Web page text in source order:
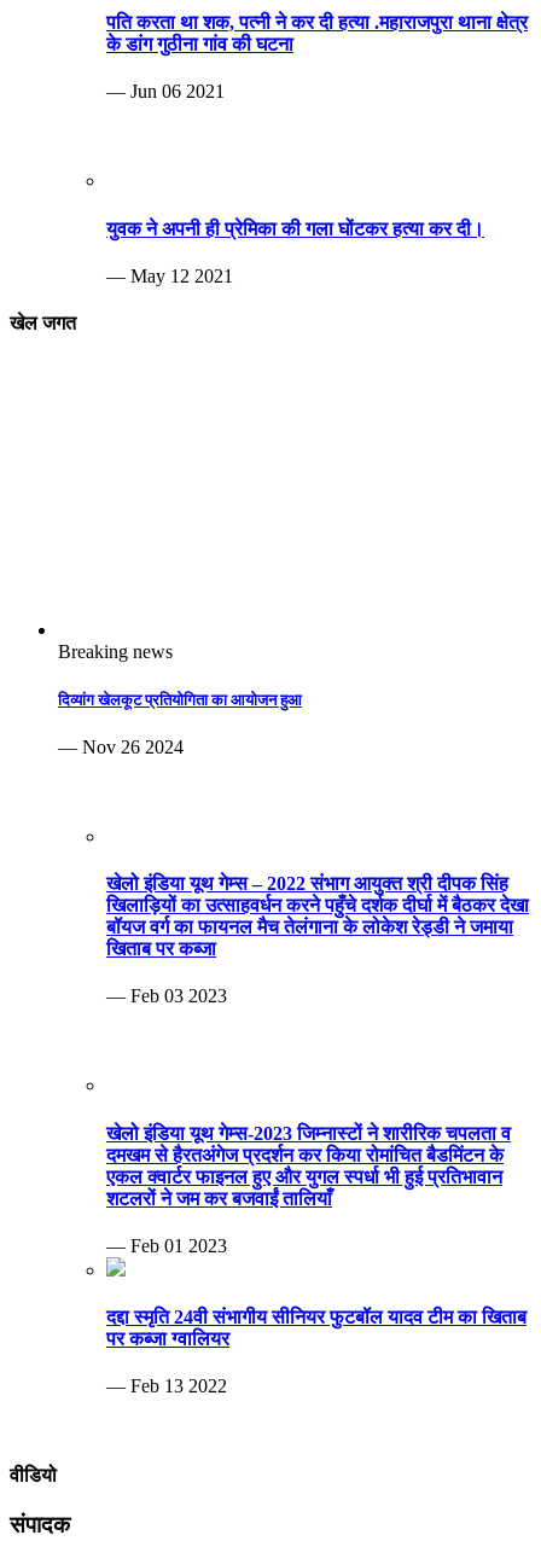
पति करता था शक, पत्नी ने कर दी हत्या .महाराजपुरा थाना क्षेत्र
के डांग गुठीना गांव की घटना
— Jun 06 2021
युवक ने अपनी ही प्रेमिका की गला घोंटकर हत्या कर दी।
— May 12 2021
खेल जगत
Breaking news
दिव्यांग खेलकूट प्रतियोगिता का आयोजन हुआ
— Nov 26 2024
खेलो इंडिया यूथ गेम्स – 2022 संभाग आयुक्त श्री दीपक सिंह
खिलाड़ियों का उत्साहवर्धन करने पहुँचे दर्शक दीर्घा में बैठकर देखा
बॉयज वर्ग का फायनल मैच तेलंगाना के लोकेश रेड्डी ने जमाया
खिताब पर कब्जा
— Feb 03 2023
खेलो इंडिया यूथ गेम्स-2023 जिम्नास्टों ने शारीरिक चपलता व
दमखम से हैरतअंगेज प्रदर्शन कर किया रोमांचित बैडमिंटन के
एकल क्वार्टर फाइनल हुए और युगल स्पर्धा भी हुई प्रतिभावान
शटलरों ने जम कर बजवाईं तालियाँ
— Feb 01 2023
दद्दा स्मृति 24वी संभागीय सीनियर फुटबॉल यादव टीम का खिताब
पर कब्जा ग्वालियर
— Feb 13 2022
वीडियो
संपादक